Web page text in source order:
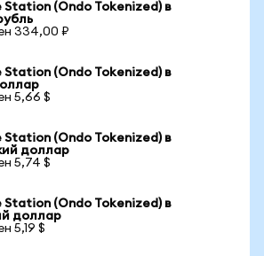
Station (Ondo Tokenized) в
334,00 ₽
Station (Ondo Tokenized) в
5,66 $
Station (Ondo Tokenized) в
доллар
5,74 $
Station (Ondo Tokenized) в
доллар
5,19 $